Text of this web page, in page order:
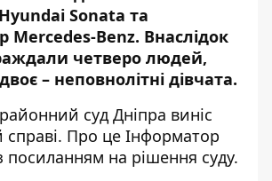
Sonata та
Mercedes-Benz. Внаслідок
четверо людей,
– неповнолітні дівчата.
суд Дніпра виніс
справі. Про це Інформатор
посиланням на рішення суду.